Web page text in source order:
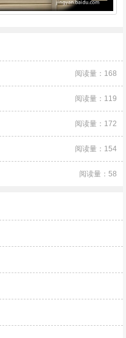
阅读量：168
阅读量：119
阅读量：172
阅读量：154
阅读量：58